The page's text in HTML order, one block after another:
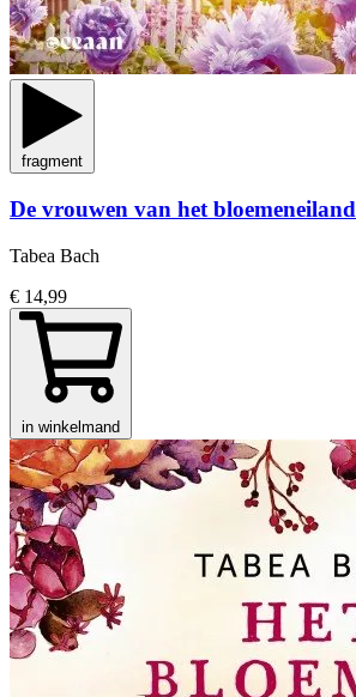
fragment
De vrouwen van het bloemeneiland
Tabea Bach
€ 14,99
in winkelmand